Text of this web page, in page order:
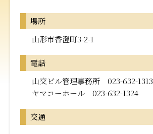
場所
山形市香澄町3-2-1
電話
山交ビル管理事務所 023-632-1313
ヤマコーホール 023-632-1324
交通